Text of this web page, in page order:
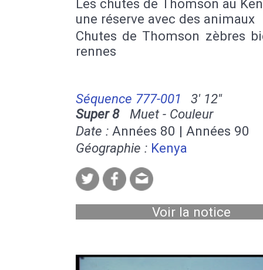
Les chutes de Thomson au
une réserve avec des animaux
Chutes de Thomson zèbres
rennes
Séquence 777-001
3' 12''
Super 8Muet - Couleur
Date : Années 80 | Années 90
Géographie : Kenya
Voir la notice